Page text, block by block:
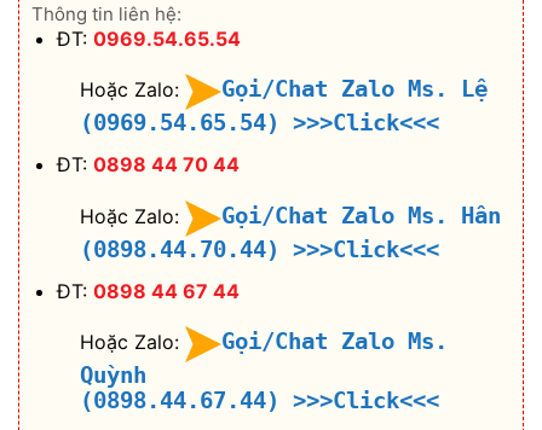
Thông tin liên hệ:
ĐT: 0969.54.65.54
Hoặc Zalo:
Gọi/Chat Zalo Ms. Lệ
(0969.54.65.54)
>>>Click<<<
ĐT: 0898 44 70 44
Hoặc Zalo:
Gọi/Chat Zalo Ms. Hân
(0898.44.70.44)
>>>Click<<<
ĐT: 0898 44 67 44
Hoặc Zalo:
Gọi/Chat Zalo Ms.
Quỳnh
(0898.44.67.44)
>>>Click<<<